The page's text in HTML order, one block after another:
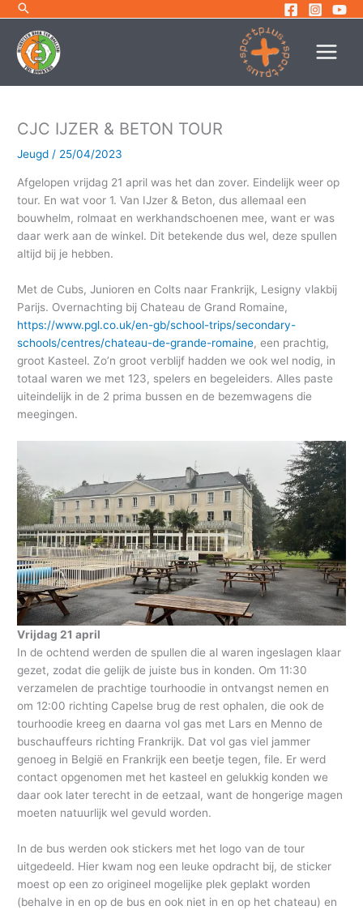
inhoud
CJC IJZER & BETON TOUR
Jeugd / 25/04/2023
Afgelopen vrijdag 21 april was het dan zover. Eindelijk weer op
tour. En wat voor 1. Van IJzer & Beton, dus allemaal een
bouwhelm, rolmaat en werkhandschoenen mee, want er was
daar werk aan de winkel. Dit betekende dus wel, deze spullen
altijd bij je hebben.
Met de Cubs, Junioren en Colts naar Frankrijk, Lesigny vlakbij
Parijs. Overnachting bij Chateau de Grand Romaine,
https://www.pgl.co.uk/en-gb/school-trips/secondary-
schools/centres/chateau-de-grande-romaine, een prachtig,
groot Kasteel. Zo’n groot verblijf hadden we ook wel nodig, in
totaal waren we met 123, spelers en begeleiders. Alles paste
uiteindelijk in de 2 prima bussen en de bezemwagens die
meegingen.
Vrijdag 21 april
In de ochtend werden de spullen die al waren ingeslagen klaar
gezet, zodat die gelijk de juiste bus in konden. Om 11:30
verzamelen de prachtige tourhoodie in ontvangst nemen en
om 12:00 richting Capelse brug de rest ophalen, die ook de
tourhoodie kreeg en daarna vol gas met Lars en Menno de
buschauffeurs richting Frankrijk. Dat vol gas viel jammer
genoeg in België en Frankrijk een beetje tegen, file. Er werd
contact opgenomen met het kasteel en gelukkig konden we
daar ook later terecht in de eetzaal, want de hongerige magen
moeten natuurlijk wel gevuld worden.
In de bus werden ook stickers met het logo van de tour
uitgedeeld. Hier kwam nog een leuke opdracht bij, de sticker
moest op een zo origineel mogelijke plek geplakt worden
(behalve in en op de bus en ook niet in en op het chateau) en